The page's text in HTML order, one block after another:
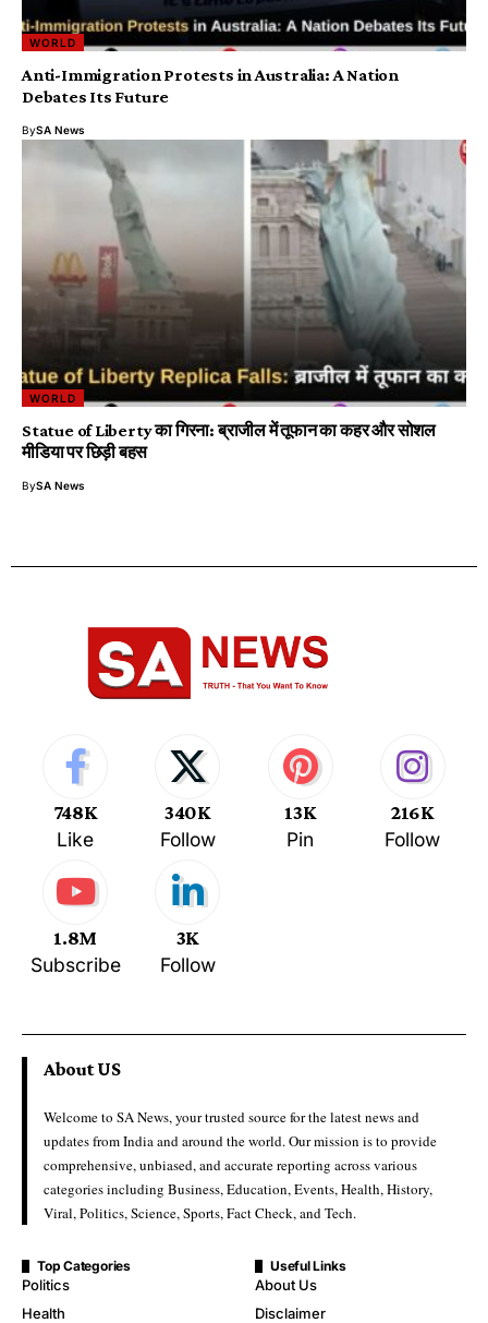
WORLD
Anti-Immigration Protests in Australia: A Nation
Debates Its Future
BySA News
WORLD
Statue of Liberty का गिरना: ब्राजील में तूफान का कहर और सोशल
मीडिया पर छिड़ी बहस
BySA News
748K
Like
340K
Follow
13K
Pin
216K
Follow
1.8M
Subscribe
3K
Follow
About US
Welcome to SA News, your trusted source for the latest news and
updates from India and around the world. Our mission is to provide
comprehensive, unbiased, and accurate reporting across various
categories including Business, Education, Events, Health, History,
Viral, Politics, Science, Sports, Fact Check, and Tech.
Top Categories
Politics
Health
Useful Links
About Us
Disclaimer